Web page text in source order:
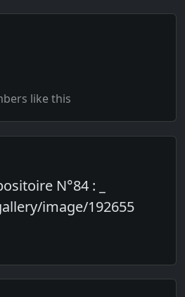
like this
N°84 : _
image/192655